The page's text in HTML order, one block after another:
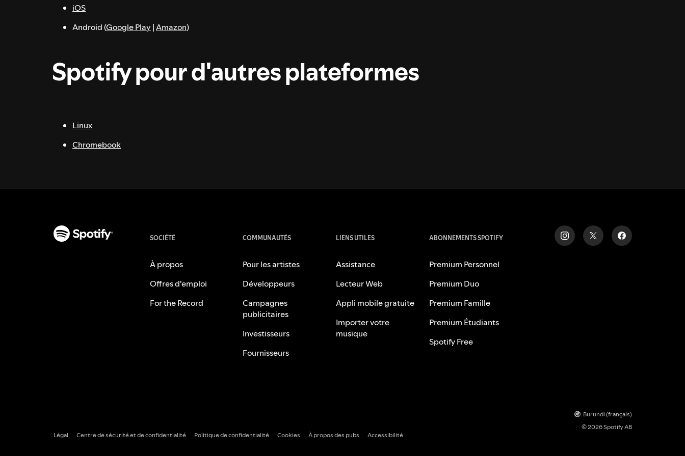
iOS
Android (Google Play |Amazon)
Spotify pour d'autres plateformes
Linux
Chromebook
SOCIÉTÉ
À propos
Offres d'emploi
For the Record
COMMUNAUTÉS
Pour les artistes
Développeurs
Campagnes
publicitaires
Investisseurs
Fournisseurs
LIENS UTILES
Assistance
Lecteur Web
Appli mobile gratuite
Importer votre
musique
ABONNEMENTS SPOTIFY
Premium Personnel
Premium Duo
Premium Famille
Premium Étudiants
Spotify Free
Légal Centre de sécurité et de confidentialité Politique de confidentialité Cookies À propos des pubs Accessibilité
Burundi (français)
© 2026 Spotify AB